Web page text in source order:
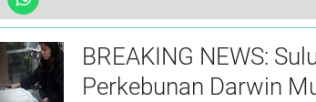
BREAKING NEWS:
Perkebunan Darwin